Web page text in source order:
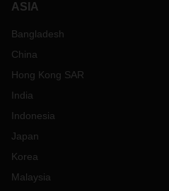
ASIA
Bangladesh
China
Hong Kong SAR
India
Indonesia
Japan
Korea
Malaysia